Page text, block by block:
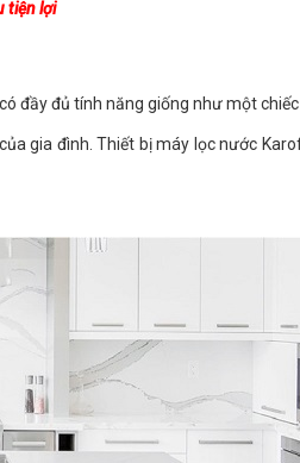
tiện lợi
đầy đủ tính năng giống như một
gia đình. Thiết bị máy lọc nước